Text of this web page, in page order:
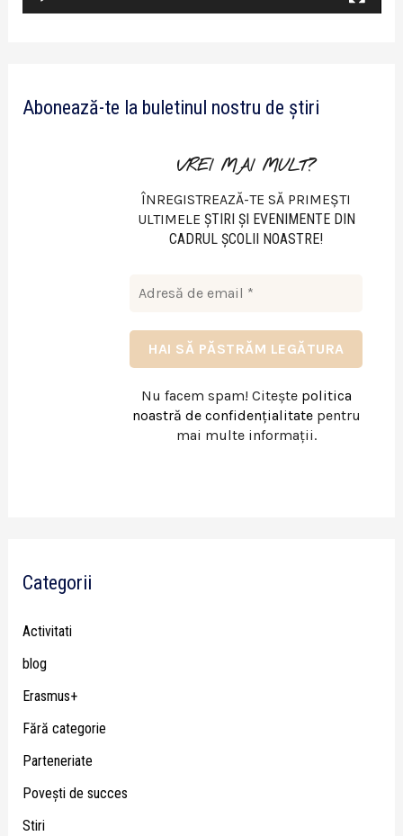
o
Abonează-te la buletinul nostru de știri
VREI MAI MULT?
ÎNREGISTREAZĂ-TE SĂ PRIMEȘTI
ULTIMELE ŞTIRI ŞI EVENIMENTE DIN
CADRUL ŞCOLII NOASTRE!
Nu facem spam! Citește politica
noastră de confidențialitatepentru
mai multe informații.
Categorii
Activitati
blog
Erasmus+
Fără categorie
Parteneriate
Poveşti de succes
Stiri